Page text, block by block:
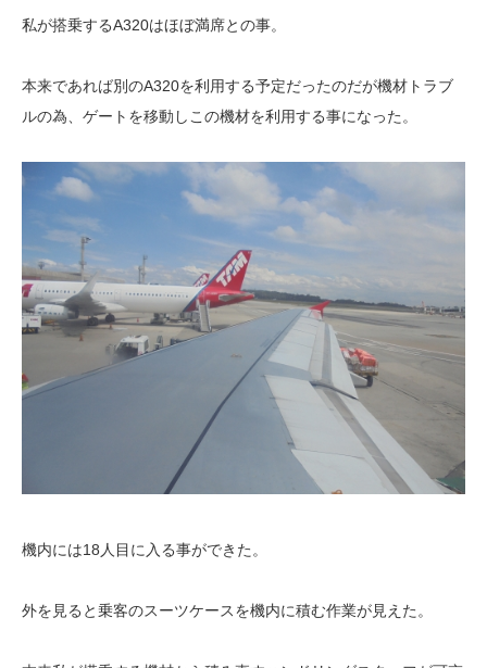
私が搭乗するA320はほぼ満席との事。
本来であれば別のA320を利用する予定だったのだが機材トラブ
ルの為、ゲートを移動しこの機材を利用する事になった。
機内には18人目に入る事ができた。
外を見ると乗客のスーツケースを機内に積む作業が見えた。